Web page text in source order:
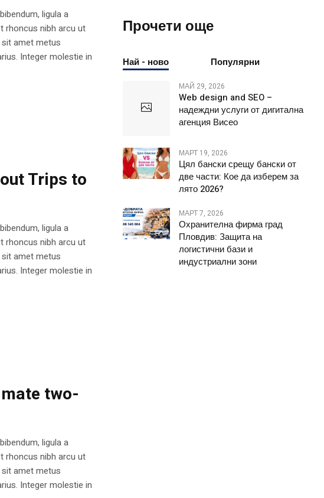
ligula a
rhoncus nibh arcu ut
amet metus
Integer molestie in
Trips to
ligula a
rhoncus nibh arcu ut
amet metus
Integer molestie in
two-
ligula a
rhoncus nibh arcu ut
amet metus
Integer molestie in
Прочети още
Най - ново Популярни
МАЙ 29, 2026
Web design and SEO –
надеждни услуги от дигитална
агенция Висео
МАРТ 19, 2026
Цял бански срещу бански от
две части: Кое да изберем за
лято 2026?
МАРТ 7, 2026
Охранителна фирма град
Пловдив: Защита на
логистични бази и
индустриални зони